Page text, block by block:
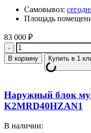
Самовывоз:
Площадь
83 000 ₽
Количество
В корзину Купить в 1
Наружный блок
K2MRD40HZAN1
В наличии: